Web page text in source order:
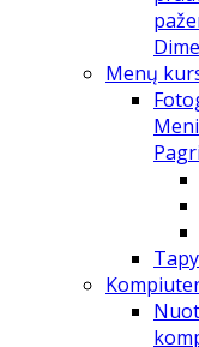
Menų